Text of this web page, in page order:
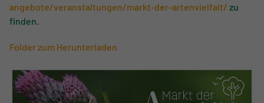
angebote/veranstaltungen/markt-der-artenvielfalt/ zu
finden.
Folder zum Herunterladen